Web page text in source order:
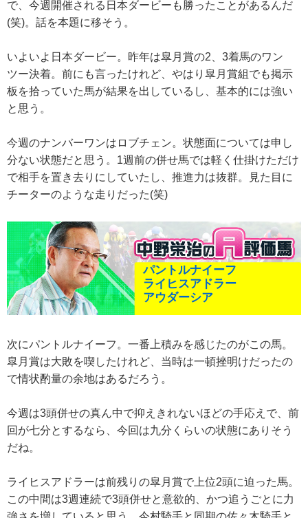
で、今週開催される日本ダービーも勝ったことがあるんだ
(笑)。話を本題に移そう。
いよいよ日本ダービー。昨年は皐月賞の2、3着馬のワン
ツー決着。前にも言ったけれど、やはり皐月賞組でも掲示
板を拾っていた馬が結果を出しているし、基本的には強い
と思う。
今週のナンバーワンはロブチェン。状態面については申し
分ない状態だと思う。1週前の併せ馬では軽く仕掛けただけ
で相手を置き去りにしていたし、推進力は抜群。見た目に
チーターのような走りだった(笑)
パントルナイーフ
ライヒスアドラー
アウダーシア
次にパントルナイーフ。一番上積みを感じたのがこの馬。
皐月賞は大敗を喫したけれど、当時は一頓挫明けだったの
で情状酌量の余地はあるだろう。
今週は3頭併せの真ん中で抑えきれないほどの手応えで、前
回が七分とするなら、今回は九分くらいの状態にありそう
だね。
ライヒスアドラーは前残りの皐月賞で上位2頭に迫った馬。
この中間は3週連続で3頭併せと意欲的、かつ追うごとに力